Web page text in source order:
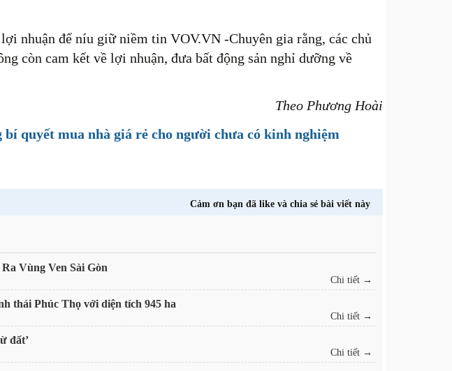
nhuận để níu giữ niềm tin VOV.VN -Chuyên gia rằng, các chủ
còn cam kết về lợi nhuận, đưa bất động sản nghỉ dưỡng về
Theo Phương Hoài
bí quyết mua nhà giá rẻ cho người chưa có kinh nghiệm
Cảm ơn bạn đã like và chia sẻ bài viết này
Vùng Ven Sài Gòn
Chi tiết →
thái Phúc Thọ với diện tích 945 ha
Chi tiết →
đất’
Chi tiết →